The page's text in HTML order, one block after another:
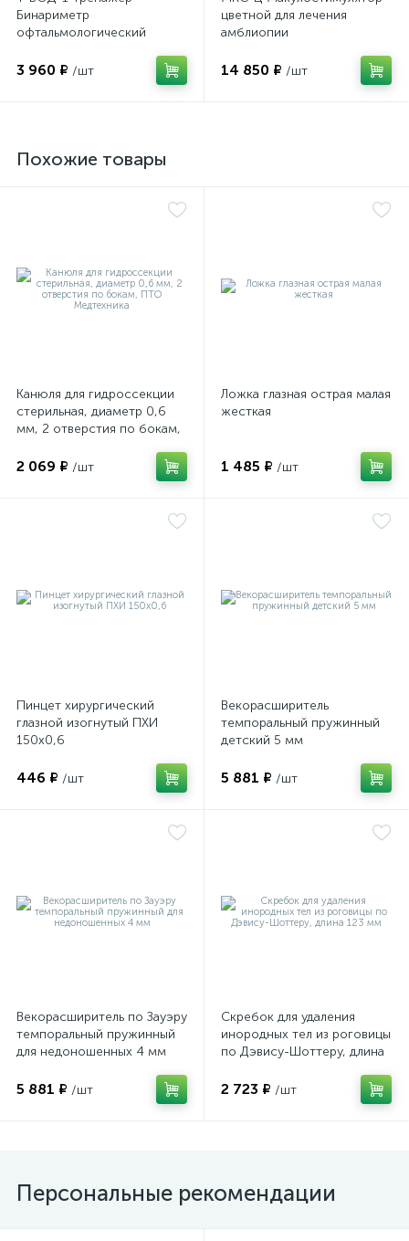
Бинариметр
офтальмологический
3 960 ₽ /шт
цветной для лечения
амблиопии
14 850 ₽ /шт
Похожие товары
Канюля для гидроссекции
стерильная, диаметр 0,6
мм, 2 отверстия по бокам,
2 069 ₽ /шт
Ложка глазная острая малая
жесткая
1 485 ₽ /шт
Пинцет хирургический
глазной изогнутый ПХИ
150х0,6
446 ₽ /шт
Векорасширитель
темпоральный пружинный
детский 5 мм
5 881 ₽ /шт
Векорасширитель по Зауэру
темпоральный пружинный
для недоношенных 4 мм
5 881 ₽ /шт
Скребок для удаления
инородных тел из роговицы
по Дэвису-Шоттеру, длина
2 723 ₽ /шт
Персональные рекомендации